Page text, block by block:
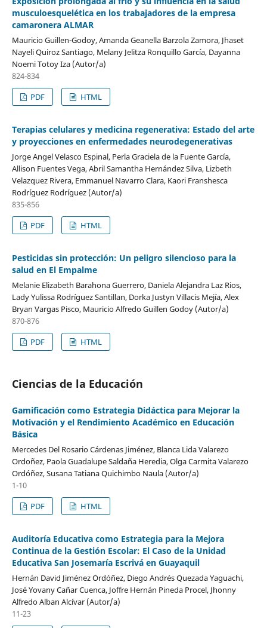
musculoesquelética en los trabajadores de la empresa
camaronera ALMAR
Mauricio Guillen-Godoy, Amanda Geanella Barzola Zamora, Jhaset
Nayeli Quiroz Santiago, Melany Jelitza Ronquillo García, Dayanna
Noemi Totoy Iza (Autor/a)
824-834
PDF
HTML
Terapias celulares y medicina regenerativa: Estado del arte
y proyecciones en enfermedades neurodegenerativas
Jorge Angel Velasco Espinal, Perla Graciela de la Fuente García,
Allison Fuentes Vega, Abril Samantha Hernández Silva, Lizbeth
Velazquez Rivera, Emmanuel Navarro Clara, Kaori Franshesca
Rodríguez Rodríguez (Autor/a)
835-856
PDF
HTML
Pesticidas sin protección: Un peligro silencioso para la
salud en El Empalme
Melanie Elizabeth Barahona Guerrero, Daniela Alejandra Laz Rios,
Lady Yulissa Rodríguez Santillan, Dorka Justyn Villacis Mejía, Alex
Bryan Vargas Pisco, Mauricio Alfredo Guillen Godoy (Autor/a)
870-876
PDF
HTML
Ciencias de la Educación
Gamificación como Estrategia Didáctica para Mejorar la
Motivación y el Rendimiento Académico en Educación
Básica
Mercedes Del Rosario Cárdenas Jiménez, Blanca Lida Valarezo
Ordoñez, Paola Guadalupe Saldaña Heredia, Olga Carmita Valarezo
Ordóñez, Susana Tatiana Quichimbo Naula (Autor/a)
1-10
PDF
HTML
Auditoría Educativa como Estrategia para la Mejora
Continua de la Gestión Escolar: El Caso de la Unidad
Educativa San Josemaría Escrivá en Guayaquil
Hernán David Jiménez Ordóñez, Diego Andrés Quezada Yaguachi,
José Yovany Cañar Cuenca, Joffre Hernán Pineda Procel, Jhonny
Alfredo Alban Alcívar (Autor/a)
11-23